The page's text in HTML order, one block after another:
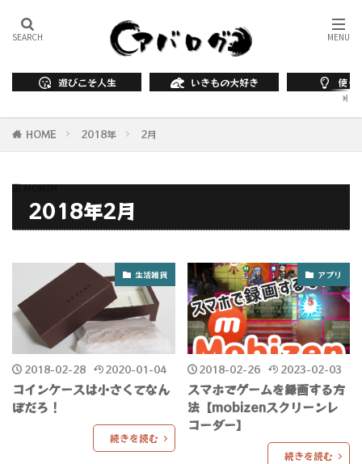
遊びこそ人生 いきもの大好き 使っ
HOME 2018年 2月
MONTH
2018年2月
生活雑貨
2018-02-28 2020-01-04
コインケースは小さくてなん
ぼだろ！
続きを読む
アプリ
2018-02-26 2023-02-03
スマホでゲームを録画する方
法【mobizenスクリーンレ
コーダー】
続きを読む